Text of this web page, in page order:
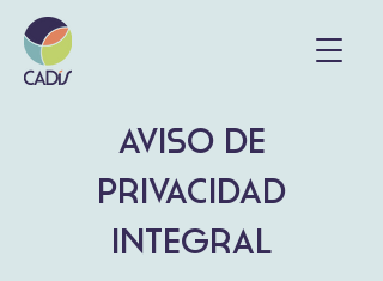
AVISO DE
PRIVACIDAD
INTEGRAL